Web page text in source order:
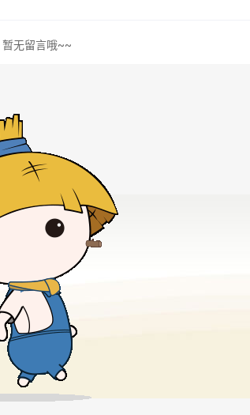
暂无留言哦~~